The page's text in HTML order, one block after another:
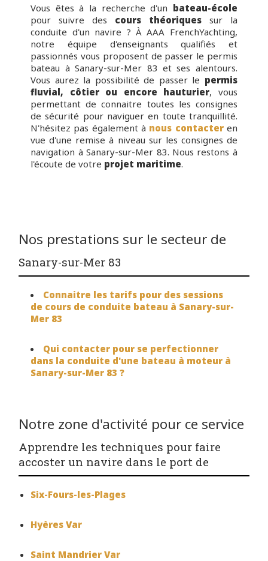
Vous êtes à la recherche d'un bateau-école
pour suivre des cours théoriquessur la
conduite d'un navire ? À AAA FrenchYachting,
notre équipe d'enseignants qualifiés et
passionnés vous proposent de passer le permis
bateau à Sanary-sur-Mer 83 et ses alentours.
Vous aurez la possibilité de passer le permis
fluvial, côtier ou encore hauturier, vous
permettant de connaitre toutes les consignes
de sécurité pour naviguer en toute tranquillité.
N'hésitez pas également à nous contacteren
vue d'une remise à niveau sur les consignes de
navigation à Sanary-sur-Mer 83. Nous restons à
l'écoute de votre projet maritime.
Nos prestations sur le secteur de
Sanary-sur-Mer 83
Connaitre les tarifs pour des sessions
de cours de conduite bateau à Sanary-sur-
Mer 83
Qui contacter pour se perfectionner
dans la conduite d'une bateau à moteur à
Sanary-sur-Mer 83 ?
Notre zone d'activité pour ce service
Apprendre les techniques pour faire
accoster un navire dans le port de
Six-Fours-les-Plages
Hyères Var
Saint Mandrier Var